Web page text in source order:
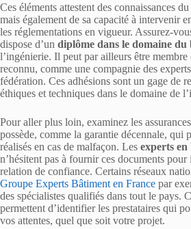
Ces éléments attestent des connaissances
mais également de sa capacité à intervenir
les réglementations en vigueur. Assurez-
dispose d’un diplôme dans le domaine du
l’ingénierie. Il peut par ailleurs être membre
reconnu, comme une compagnie des
fédération. Ces adhésions sont un gage de
éthiques et techniques dans le domaine de
Pour aller plus loin, examinez les
possède, comme la garantie décennale, qui
réalisés en cas de malfaçon. Les experts
n’hésitent pas à fournir ces documents pour
relation de confiance. Certains réseaux
Groupe Experts Bâtiment en France par
des spécialistes qualifiés dans tout le pays.
permettent d’identifier les prestataires qui
vos attentes, quel que soit votre projet.